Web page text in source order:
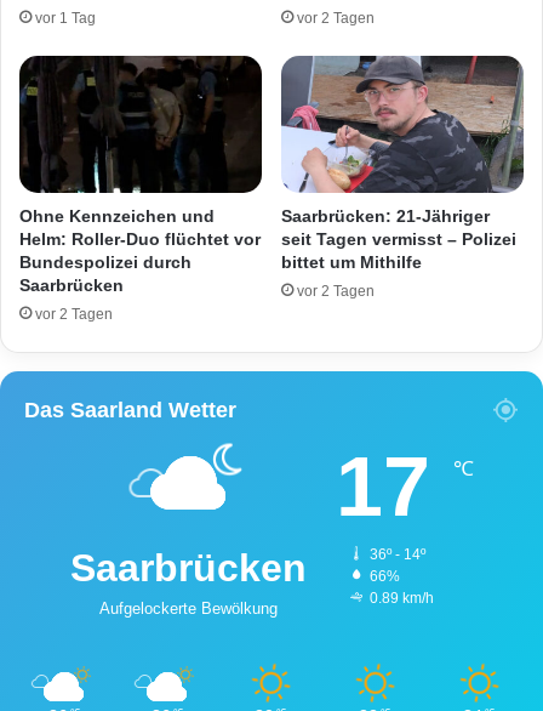
e
e
r
n
H
c
h
h
a
P
e
r
o
n
n
a
c
h
G
vor 1 Tag vor 2 Tagen
Ohne Kennzeichen und
Helm: Roller-Duo flüchtet vor
Bundespolizei durch
Saarbrücken
vor 2 Tagen
Saarbrücken: 21-Jähriger
seit Tagen vermisst – Polizei
bittet um Mithilfe
vor 2 Tagen
Das Saarland Wetter
Saarbrücken
Aufgelockerte Bewölkung
17 ℃
36º - 14º
66%
0.89 km/h